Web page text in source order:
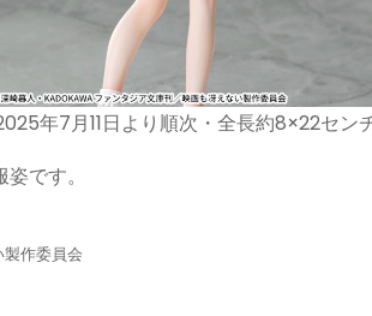
2025年7月11日より順次・全長約8×22セン
です。
作委員会